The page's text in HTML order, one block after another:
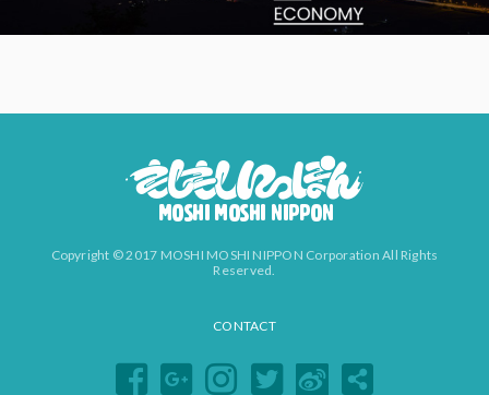
Copyright © 2017 MOSHI MOSHI NIPPON Corporation All Rights
Reserved.
CONTACT